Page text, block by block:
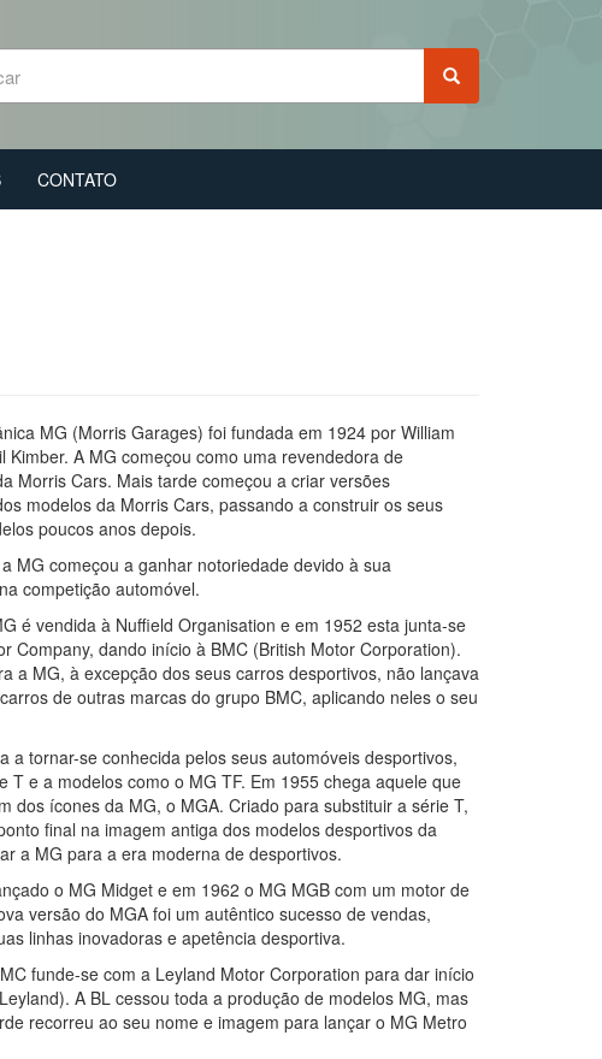
CONTATO
MG (Morris Garages) foi fundada em 1924 por William
Kimber. A MG começou como uma revendedora de
Morris Cars. Mais tarde começou a criar versões
modelos da Morris Cars, passando a construir os seus
poucos anos depois.
MG começou a ganhar notoriedade devido à sua
competição automóvel.
é vendida à Nuffield Organisation e em 1952 esta junta-se
Company, dando início à BMC (British Motor Corporation).
a MG, à excepção dos seus carros desportivos, não lançava
de outras marcas do grupo BMC, aplicando neles o seu
a tornar-se conhecida pelos seus automóveis desportivos,
T e a modelos como o MG TF. Em 1955 chega aquele que
dos ícones da MG, o MGA. Criado para substituir a série T,
final na imagem antiga dos modelos desportivos da
a MG para a era moderna de desportivos.
o MG Midget e em 1962 o MG MGB com um motor de
versão do MGA foi um autêntico sucesso de vendas,
linhas inovadoras e apetência desportiva.
funde-se com a Leyland Motor Corporation para dar início
A BL cessou toda a produção de modelos MG, mas
recorreu ao seu nome e imagem para lançar o MG Metro